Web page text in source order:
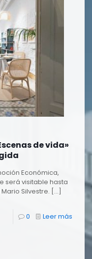
de vida»
Económica,
será visitable hasta
Silvestre. […]
0 Leer más